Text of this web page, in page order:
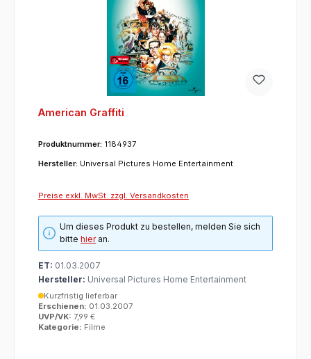
American Graffiti
Produktnummer: 1184937
Hersteller: Universal Pictures Home Entertainment
Preise exkl. MwSt. zzgl. Versandkosten
Um dieses Produkt zu bestellen, melden Sie sich
bittehieran.
ET: 01.03.2007
Hersteller: Universal Pictures Home Entertainment
Kurzfristig lieferbar
Erschienen: 01.03.2007
UVP/VK: 7,99 €
Kategorie: Filme